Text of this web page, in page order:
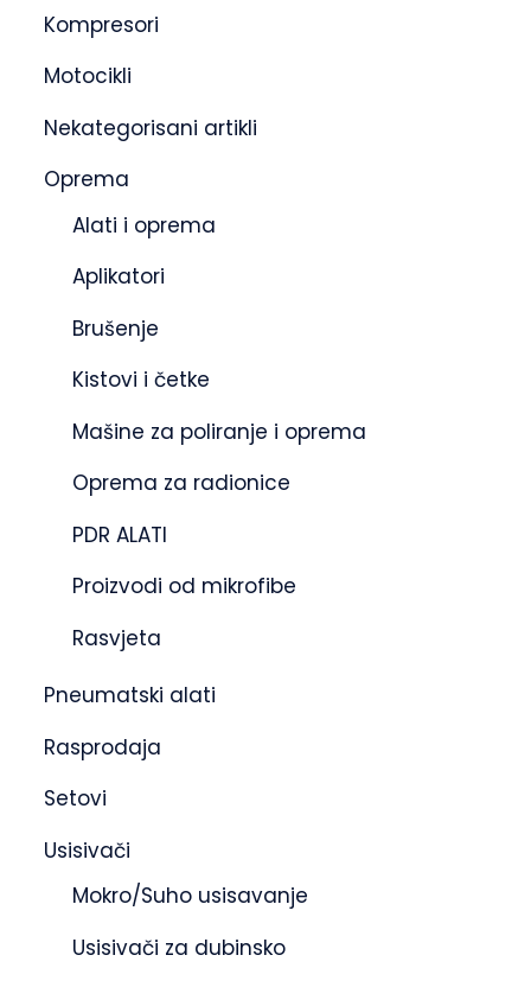
Kompresori
Motocikli
Nekategorisani artikli
Oprema
Alati i oprema
Aplikatori
Brušenje
Kistovi i četke
Mašine za poliranje i oprema
Oprema za radionice
PDR ALATI
Proizvodi od mikrofibe
Rasvjeta
Pneumatski alati
Rasprodaja
Setovi
Usisivači
Mokro/Suho usisavanje
Usisivači za dubinsko